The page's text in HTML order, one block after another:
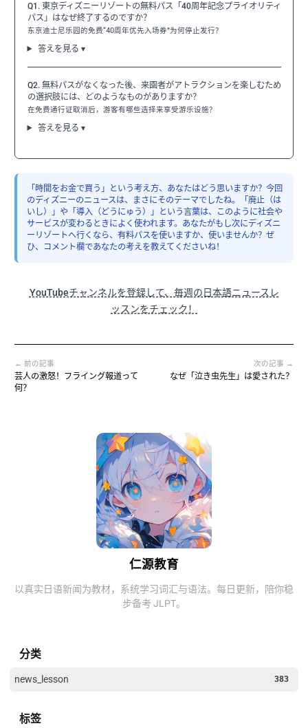
仁源教育
以真实日语新闻为教材，系统学习词汇与语法。每日更新，陪你稳
步备考 JLPT。
分类
news_lesson 383
标签
Q1. 東京ディズニーリゾートの無料パス「40周年記念プライオリティ
パス」はなぜ終了するのですか？
东京迪士尼乐园的免费“40周年优先入场券”为何停止发行？
答えを見る ▾
Q2. 無料パスがなくなった後、来園者がアトラクションを楽しむため
の選択肢には、どのようなものがありますか？
在免费通行证取消后，游客有哪些选择来享受游乐设施？
答えを見る ▾
「時間をお金で買う」という考え方、あなたはどう思いますか？今回
のディズニーのニュースは、まさにそのテーマでしたね。「廃止（は
いし）」や「導入（どうにゅう）」という言葉は、このように社会や
サービスが変わるときによく使われます。あなたがもし次にディズニ
ーリゾートへ行くなら、有料パスを使いますか、使いませんか？ぜ
ひ、コメント欄であなたの考えを教えてくださいね！
YouTubeチャンネルを登録して、毎週の日本語ニュースレ
ッスンをチェック！
← 前の記事
芸人の激怒！フライング報道って
何？
次の記事 →
なぜ「泣き虫先生」は愛された？